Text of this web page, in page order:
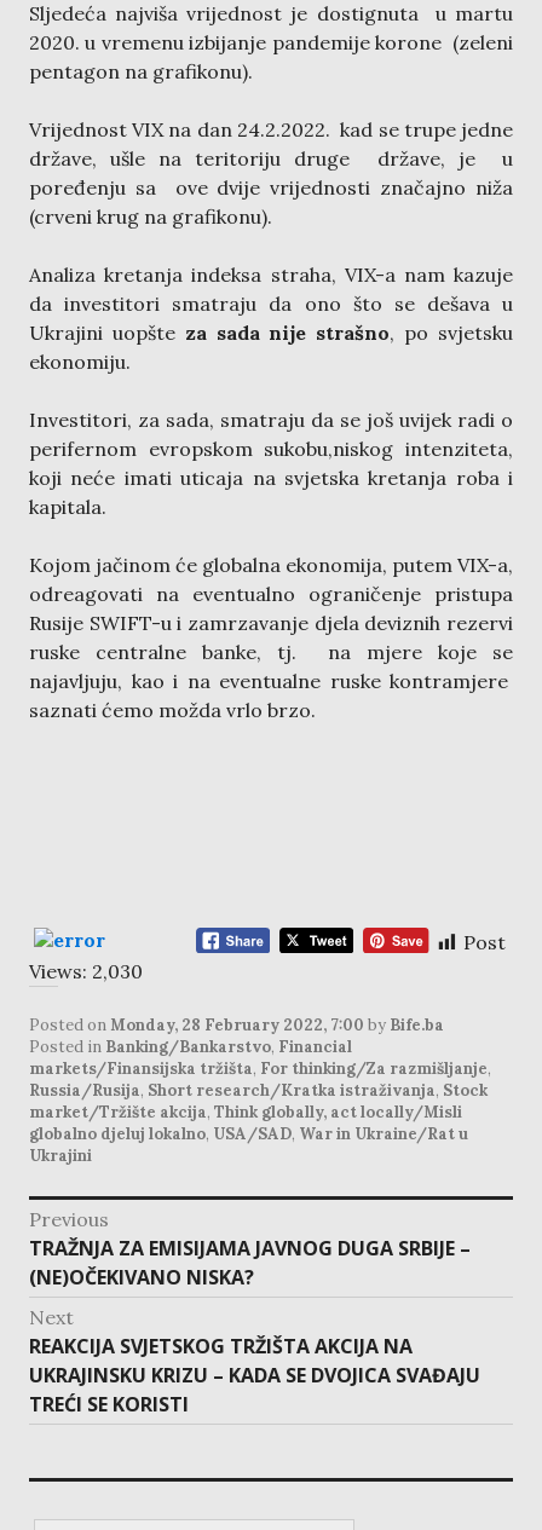
Sljedeća najviša vrijednost je dostignuta u martu
2020. u vremenu izbijanje pandemije korone (zeleni
pentagon na grafikonu).
Vrijednost VIX na dan 24.2.2022. kad se trupe jedne
države, ušle na teritoriju druge države, je u
poređenju sa ove dvije vrijednosti značajno niža
(crveni krug na grafikonu).
Analiza kretanja indeksa straha, VIX-a nam kazuje
da investitori smatraju da ono što se dešava u
Ukrajini uopšte za sada nije strašno, po svjetsku
ekonomiju.
Investitori, za sada, smatraju da se još uvijek radi o
perifernom evropskom sukobu,niskog intenziteta,
koji neće imati uticaja na svjetska kretanja roba i
kapitala.
Kojom jačinom će globalna ekonomija, putem VIX-a,
odreagovati na eventualno ograničenje pristupa
Rusije SWIFT-u i zamrzavanje djela deviznih rezervi
ruske centralne banke, tj. na mjere koje se
najavljuju, kao i na eventualne ruske kontramjere
saznati ćemo možda vrlo brzo.
Post
Views: 2,030
Posted on Monday, 28 February 2022, 7:00 by Bife.ba
Posted in Banking/Bankarstvo, Financial
markets/Finansijska tržišta, For thinking/Za razmišljanje,
Russia/Rusija, Short research/Kratka istraživanja, Stock
market/Tržište akcija, Think globally, act locally/Misli
globalno djeluj lokalno, USA/SAD, War in Ukraine/Rat u
Ukrajini
post
navigation
Previous
Previous
post:
TRAŽNJA ZA EMISIJAMA JAVNOG DUGA SRBIJE –
(NE)OČEKIVANO NISKA?
Next
Next
post:
REAKCIJA SVJETSKOG TRŽIŠTA AKCIJA NA
UKRAJINSKU KRIZU – KADA SE DVOJICA SVAĐAJU
TREĆI SE KORISTI